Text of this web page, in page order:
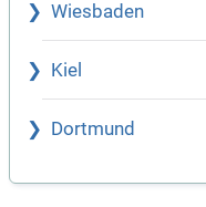
Wiesbaden
Kiel
Dortmund